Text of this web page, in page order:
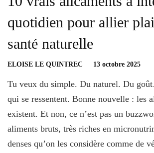
quotidien pour allier
santé naturelle
ELOISE LE QUINTREC 13 octobre 2025
Tu veux du simple. Du naturel. Du
qui se ressentent. Bonne nouvelle : les
existent. Et non, ce n’est pas un
aliments bruts, très riches en
denses qu’on les considère comme de